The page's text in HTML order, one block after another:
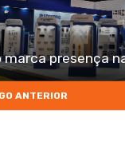
marca presença
ANTERIOR